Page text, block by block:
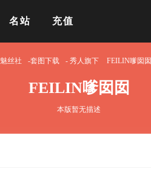
名站 充值
魅丝社 -套图下载 - 秀人旗下 FEILIN嗲囡囡
FEILIN嗲囡囡
本版暂无描述